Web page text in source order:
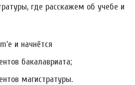
где расскажем об учебе и
и начнётся
бакалавриата;
магистратуры.